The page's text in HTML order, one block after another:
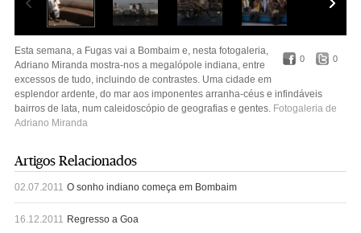
contrastes. Uma cidade em esplendor ardente, do mar aos imponentes arranha-
céus e infindáveis bairros de lata, num caleidoscópio de geografias e gentes.
0 0
Esta semana, a Fugas vai a Bombaim e, nesta fotogaleria,
Adriano Miranda mostra-nos a megalópole indiana, entre
excessos de tudo, incluindo de contrastes. Uma cidade em
esplendor ardente, do mar aos imponentes arranha-céus e infindáveis
bairros de lata, num caleidoscópio de geografias e gentes. Fotogaleria de
Adriano Miranda
Artigos Relacionados
02.07.2011 O sonho indiano começa em Bombaim
16.12.2011 Regresso a Goa